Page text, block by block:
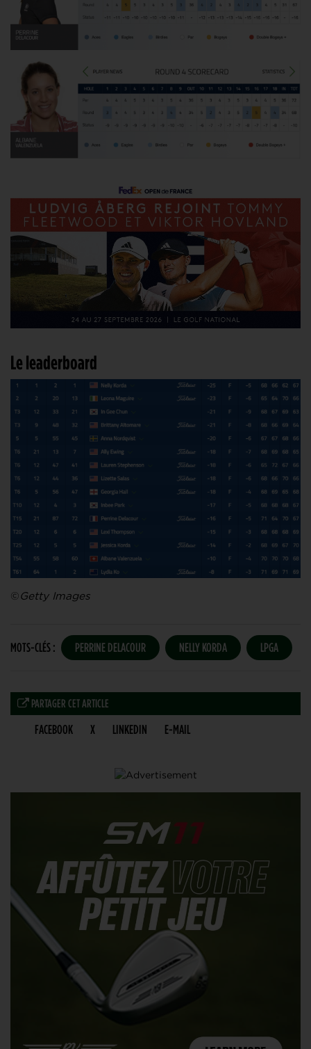
Le leaderboard
©Getty Images
MOTS-CLÉS : PERRINE DELACOUR NELLY KORDA LPGA
PARTAGER CET ARTICLE
FACEBOOK X LINKEDIN E-MAIL